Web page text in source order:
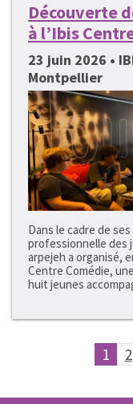
Découverte
à l’Ibis
23 juin 2026 •
Montpellier
Dans le cadre de
professionnelle des
arpejeh a organisé,
Centre Comédie,
huit jeunes
1 2